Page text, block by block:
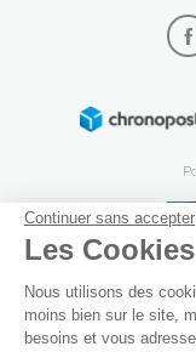
Plan du site
Continuer sans accepter
Les
Nous utilisons des
moins bien sur le site,
besoins et vous